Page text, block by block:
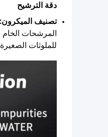
دقة الترشيح
تصنيف الميكرون:
للملوثات